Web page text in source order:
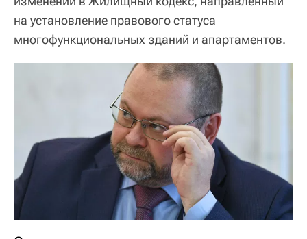
на установление правового статуса
многофункциональных зданий и апартаментов.